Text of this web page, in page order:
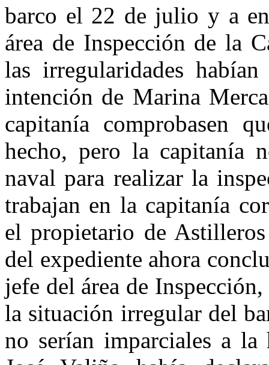
barco el 22 de julio y a
área de Inspección de la
las irregularidades
intención de Marina
capitanía comprobasen
hecho, pero la capitanía
naval para realizar la
trabajan en la capitanía
el propietario de
del expediente ahora
jefe del área de
la situación irregular del
no serían imparciales a